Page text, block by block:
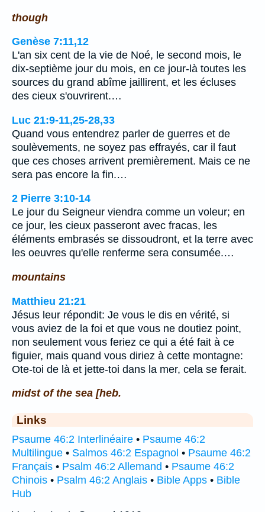
though
Genèse 7:11,12
L'an six cent de la vie de Noé, le second mois, le
dix-septième jour du mois, en ce jour-là toutes les
sources du grand abîme jaillirent, et les écluses
des cieux s'ouvrirent.…
Luc 21:9-11,25-28,33
Quand vous entendrez parler de guerres et de
soulèvements, ne soyez pas effrayés, car il faut
que ces choses arrivent premièrement. Mais ce ne
sera pas encore la fin.…
2 Pierre 3:10-14
Le jour du Seigneur viendra comme un voleur; en
ce jour, les cieux passeront avec fracas, les
éléments embrasés se dissoudront, et la terre avec
les oeuvres qu'elle renferme sera consumée.…
mountains
Matthieu 21:21
Jésus leur répondit: Je vous le dis en vérité, si
vous aviez de la foi et que vous ne doutiez point,
non seulement vous feriez ce qui a été fait à ce
figuier, mais quand vous diriez à cette montagne:
Ote-toi de là et jette-toi dans la mer, cela se ferait.
midst of the sea [heb.
Links
Psaume 46:2 Interlinéaire • Psaume 46:2
Multilingue • Salmos 46:2 Espagnol • Psaume 46:2
Français • Psalm 46:2 Allemand • Psaume 46:2
Chinois • Psalm 46:2 Anglais • Bible Apps • Bible
Hub